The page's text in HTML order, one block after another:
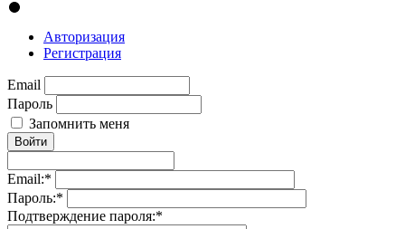
Авторизация
Регистрация
Email
Пароль
Запомнить меня
Войти
Email:*
Пароль:*
Подтверждение пароля:*